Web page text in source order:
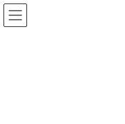
コ
ン
テ
ナ
ビ
ゲ
佐々木志津子